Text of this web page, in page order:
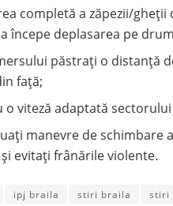
completă a zăpezii/
începe deplasarea pe
păstrați o distanță
față;
o viteză adaptată
manevre de schimbare
evitați frânările violente.
ipj braila stiri braila stiri